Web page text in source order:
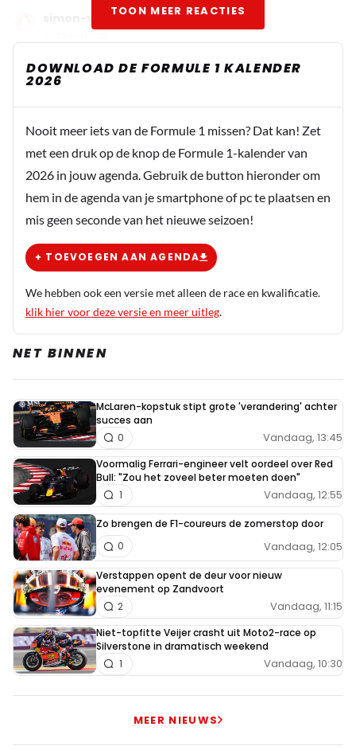
simon-verschoor#73390
TOON MEER REACTIES
DOWNLOAD DE FORMULE 1 KALENDER
2026
Nooit meer iets van de Formule 1 missen? Dat kan! Zet
met een druk op de knop de Formule 1-kalender van
2026 in jouw agenda. Gebruik de button hieronder om
hem in de agenda van je smartphone of pc te plaatsen en
mis geen seconde van het nieuwe seizoen!
+ TOEVOEGEN AAN AGENDA
We hebben ook een versie met alleen de race en kwalificatie.
klik hier voor deze versie en meer uitleg.
NET BINNEN
McLaren-kopstuk stipt grote 'verandering' achter
succes aan
Vandaag, 13:45
0
Voormalig Ferrari-engineer velt oordeel over Red
Bull: "Zou het zoveel beter moeten doen"
Vandaag, 12:55
1
Zo brengen de F1-coureurs de zomerstop door
Vandaag, 12:05
0
Verstappen opent de deur voor nieuw
evenement op Zandvoort
Vandaag, 11:15
2
Niet-topfitte Veijer crasht uit Moto2-race op
Silverstone in dramatisch weekend
Vandaag, 10:30
1
MEER NIEUWS